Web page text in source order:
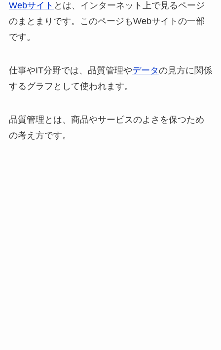
Webサイト とは、インターネット上で見るページ
のまとまりです。このページもWebサイトの一部
です。
仕事やIT分野では、品質管理やデータの見方に関係
するグラフとして使われます。
品質管理とは、商品やサービスのよさを保つため
の考え方です。